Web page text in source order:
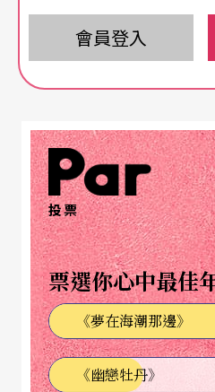
場作品：《非常林奕
克森》、《螞蟻洞中
品：《再現東風》。
厚底靴與溜冰鞋。盛鑑是
空間的初次合作。「一開
套律動互學。他們穿著厚
穿著溜冰鞋，嘗試現代舞
到他們的感覺了，但他們
覺。」於是他開始思考，
會員登入
投票
票選你心中最佳
《夢在海潮那邊》
《幽戀牡丹》